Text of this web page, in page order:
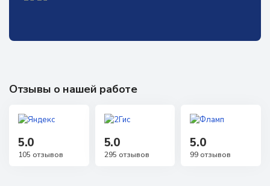
Отзывы о нашей работе
5.0
105 отзывов
5.0
295 отзывов
5.0
99 отзывов